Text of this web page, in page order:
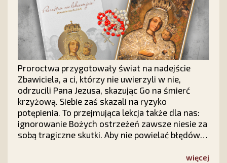
Proroctwa przygotowały świat na nadejście
Zbawiciela, a ci, którzy nie uwierzyli w nie,
odrzucili Pana Jezusa, skazując Go na śmierć
krzyżową. Siebie zaś skazali na ryzyko
potępienia. To przejmująca lekcja także dla nas:
ignorowanie Bożych ostrzeżeń zawsze niesie za
sobą tragiczne skutki. Aby nie powielać błędów
warto sięgnąć po wyjątkową książkę „Proroctwa
więcej